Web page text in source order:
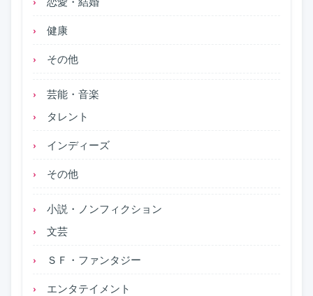
健康
その他
芸能・音楽
タレント
インディーズ
その他
小説・ノンフィクション
文芸
ＳＦ・ファンタジー
エンタテイメント